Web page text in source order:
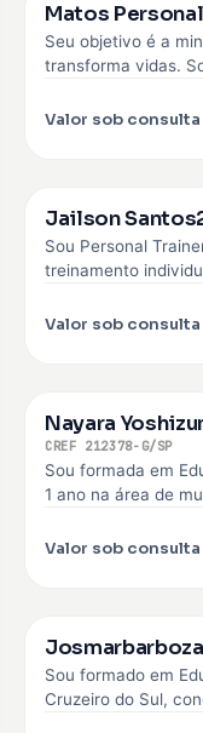
Matos Personal
Seu objetivo é a
transforma vidas.
Valor sob consulta
Jailson
Sou Personal
treinamento
alunos iniciantes e…
Valor sob consulta
Nayara
CREF 212378-G/SP
Sou formada em
1 ano na área de
Valor sob consulta
Sou formado em
Cruzeiro do Sul,